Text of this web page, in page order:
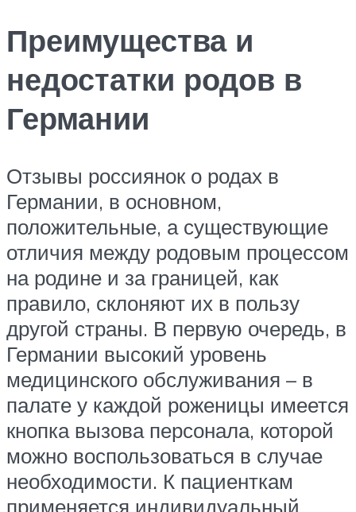
Преимущества и
недостатки родов в
Германии
Отзывы россиянок о родах в
Германии, в основном,
положительные, а существующие
отличия между родовым процессом
на родине и за границей, как
правило, склоняют их в пользу
другой страны. В первую очередь, в
Германии высокий уровень
медицинского обслуживания – в
палате у каждой роженицы имеется
кнопка вызова персонала, которой
можно воспользоваться в случае
необходимости. К пациенткам
применяется индивидуальный